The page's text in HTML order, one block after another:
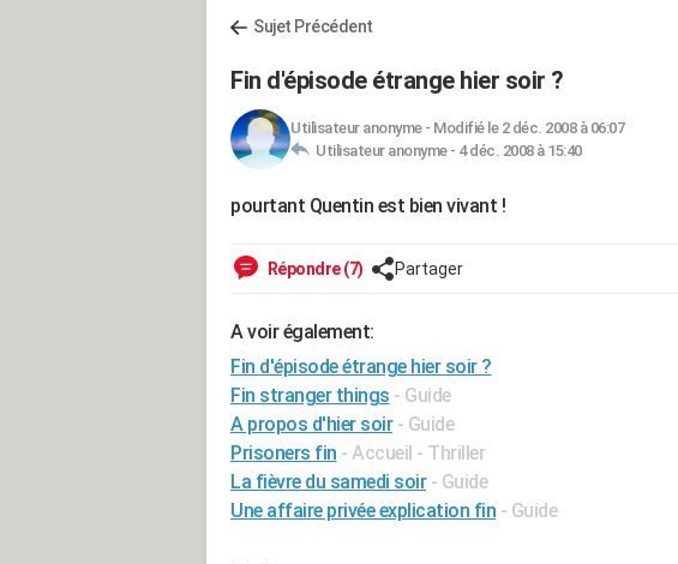
Sujet Précédent
Fin d'épisode étrange hier soir ?
Utilisateur anonyme- Modifié le 2 déc. 2008 à 06:07
Utilisateur anonyme - 4 déc. 2008 à 15:40
pourtant Quentin est bien vivant !
Répondre (7) Partager
A voir également:
Fin d'épisode étrange hier soir ?
Fin stranger things - Guide
A propos d'hier soir - Guide
Prisoners fin - Accueil - Thriller
La fièvre du samedi soir - Guide
Une affaire privée explication fin - Guide